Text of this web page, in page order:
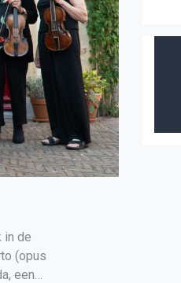
in de
(opus
een